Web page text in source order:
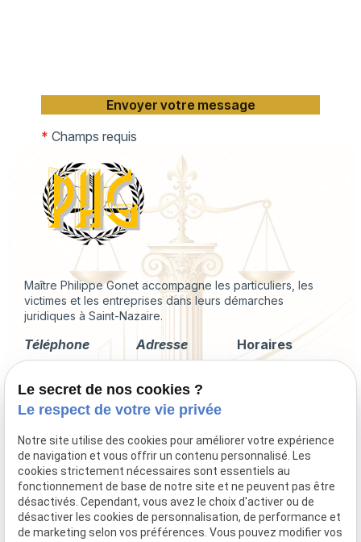
* Champs requis
Maître Philippe Gonet accompagne les particuliers, les
victimes et les entreprises dans leurs démarches
juridiques à Saint-Nazaire.
Téléphone
Adresse
Corps de
Garde
44600 Saint-
Nazaire
Horaires
Droit immobilier
Droit de la famille
Le secret de nos cookies ?
Le respect de votre vie privée
Notre site utilise des cookies pour améliorer votre expérience
de navigation et vous offrir un contenu personnalisé. Les
cookies strictement nécessaires sont essentiels au
fonctionnement de base de notre site et ne peuvent pas être
désactivés. Cependant, vous avez le choix d'activer ou de
désactiver les cookies de personnalisation, de performance et
de marketing selon vos préférences. Vous pouvez modifier vos